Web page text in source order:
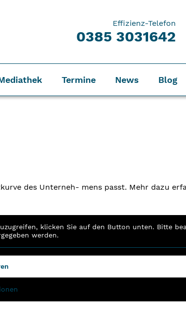
Effizienz-Telefon
0385 3031642
Termine News Blog
des Unterneh- mens passt. Mehr dazu
klicken Sie auf den Button unten. Bitte
werden.